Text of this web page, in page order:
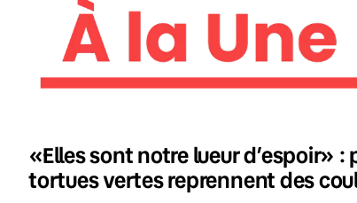
«Elles sont notre lueur d’espoir»
tortues vertes reprennent des